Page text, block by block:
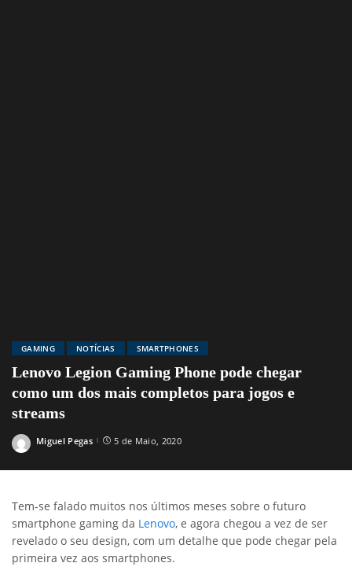
GAMING NOTÍCIAS SMARTPHONES
Lenovo Legion Gaming Phone pode chegar
como um dos mais completos para jogos e
streams
Posted
Miguel Pegas 5 de Maio, 2020
Tem-se falado muitos nos últimos meses sobre o futuro
smartphone gaming da Lenovo, e agora chegou a vez de ser
revelado o seu design, com um detalhe que pode chegar pela
primeira vez aos smartphones.